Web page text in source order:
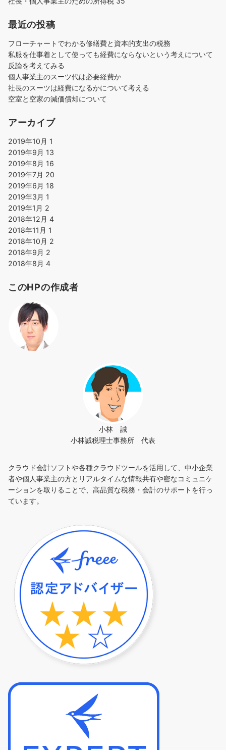
最近の投稿
フローチャートでわかる修繕費と資本的支出の税務
私服を仕事着として使っても経費にならないという考えについて
反論を考えてみる
個人事業主のスーツ代は必要経費か
社長のスーツは経費になるかについて考える
空室と空家の減価償却について
アーカイブ
2019年10月 1
2019年9月 13
2019年8月 16
2019年7月 20
2019年6月 18
2019年3月 1
2019年1月 2
2018年12月 4
2018年11月 1
2018年10月 2
2018年9月 2
2018年8月 4
このHPの作成者
小林 誠
小林誠税理士事務所 代表
クラウド会計ソフトや各種クラウドツールを活用して、中小企業
者や個人事業主の方とリアルタイムな情報共有や密なコミュニケ
ーションを取りることで、高品質な税務・会計のサポートを行っ
ています。